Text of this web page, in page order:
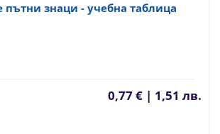
знаци - учебна таблица
0,77 € | 1,51 лв.